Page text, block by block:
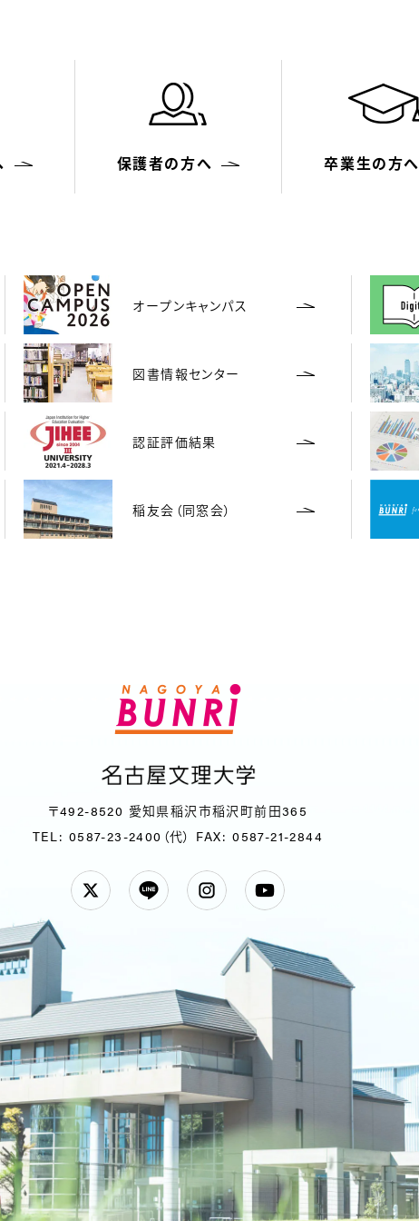
保護者の方へ 卒業生の方へ
オープンキャンパス
図書情報センター
認証評価結果
稲友会（同窓会）
〒492-8520 愛知県稲沢市稲沢町前田365
TEL: 0587-23-2400（代） FAX: 0587-21-2844